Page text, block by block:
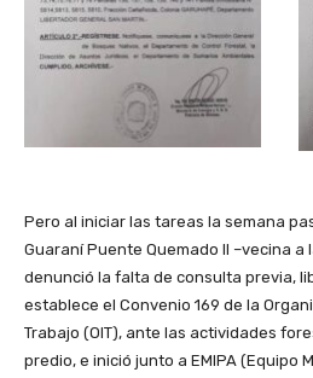
Pero al iniciar las tareas la semana
Guaraní Puente Quemado II –vecina
denunció la falta de consulta previa,
establece el Convenio 169 de la
Trabajo (OIT), ante las actividades
predio, e inició junto a EMIPA (Equipo